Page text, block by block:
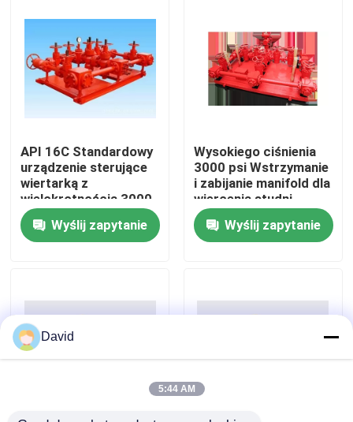
O nas
Kontrola jakości
Skontaktuj się z nami
Wszystkie przypadki
Pompa płuczkowa
API 16C Standardowy
urządzenie sterujące
wiertarką z
wielokrotnością 3000
psi
Wyślij zapytanie
Wysokiego ciśnienia
3000 psi Wstrzymanie
i zabijanie manifold dla
wiercenia studni
Wyślij zapytanie
David
5:44 AM